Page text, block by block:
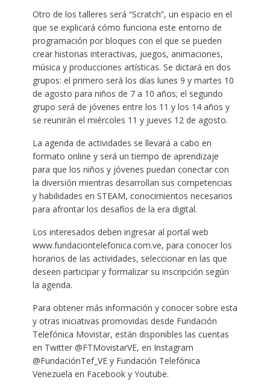
Otro de los talleres será “Scratch”, un espacio en el
que se explicará cómo funciona este entorno de
programación por bloques con el que se pueden
crear historias interactivas, juegos, animaciones,
música y producciones artísticas. Se dictará en dos
grupos: el primero será los días lunes 9 y martes 10
de agosto para niños de 7 a 10 años; el segundo
grupo será de jóvenes entre los 11 y los 14 años y
se reunirán el miércoles 11 y jueves 12 de agosto.
La agenda de actividades se llevará a cabo en
formato online y será un tiempo de aprendizaje
para que los niños y jóvenes puedan conectar con
la diversión mientras desarrollan sus competencias
y habilidades en STEAM, conocimientos necesarios
para afrontar los desafíos de la era digital.
Los interesados deben ingresar al portal web
www.fundaciontelefonica.com.ve, para conocer los
horarios de las actividades, seleccionar en las que
deseen participar y formalizar su inscripción según
la agenda.
Para obtener más información y conocer sobre esta
y otras iniciativas promovidas desde Fundación
Telefónica Movistar, están disponibles las cuentas
en Twitter @FTMovistarVE, en Instagram
@FundaciónTef_VE y Fundación Telefónica
Venezuela en Facebook y Youtube.